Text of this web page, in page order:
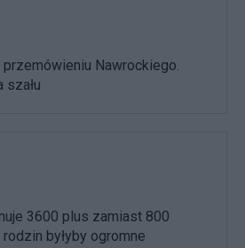
przemówieniu Nawrockiego.
szału
3600 plus zamiast 800
byłyby ogromne